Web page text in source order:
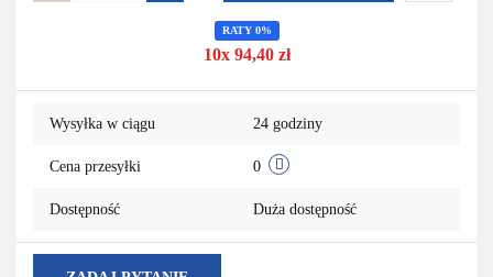
RATY 0%
10x 94,40 zł
Wysyłka w ciągu 24 godziny
Cena przesyłki 0
Dostępność Duża dostępność